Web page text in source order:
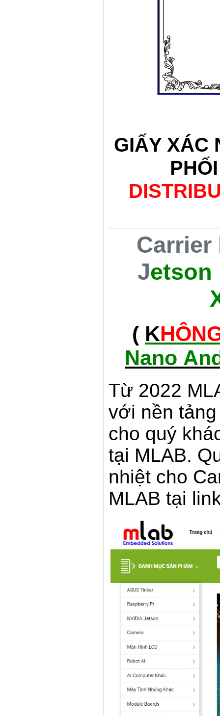
GIẤY XÁC
Jetson
( K
Nano
Từ 2022
với nền
cho quý
tại MLAB.
nhiệt cho
MLAB tại